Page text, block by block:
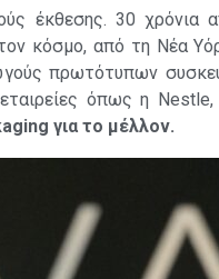
έκθεσης. 30 χρόνια
κόσμο, από τη Νέα
πρωτότυπων
όπως η
για το μέλλον.